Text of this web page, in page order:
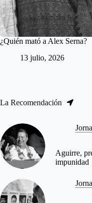
¿Quién mató a Alex Serna?
13 julio, 2026
La Recomendación
Aguirre,
impunidad